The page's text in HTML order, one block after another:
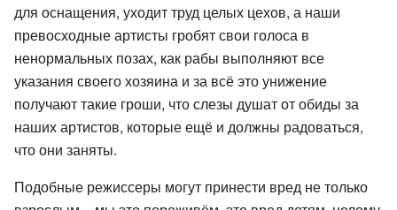
для оснащения, уходит труд целых цехов, а наши
превосходные артисты гробят свои голоса в
ненормальных позах, как рабы выполняют все
указания своего хозяина и за всё это унижение
получают такие гроши, что слезы душат от обиды за
наших артистов, которые ещё и должны радоваться,
что они заняты.
Подобные режиссеры могут принести вред не только